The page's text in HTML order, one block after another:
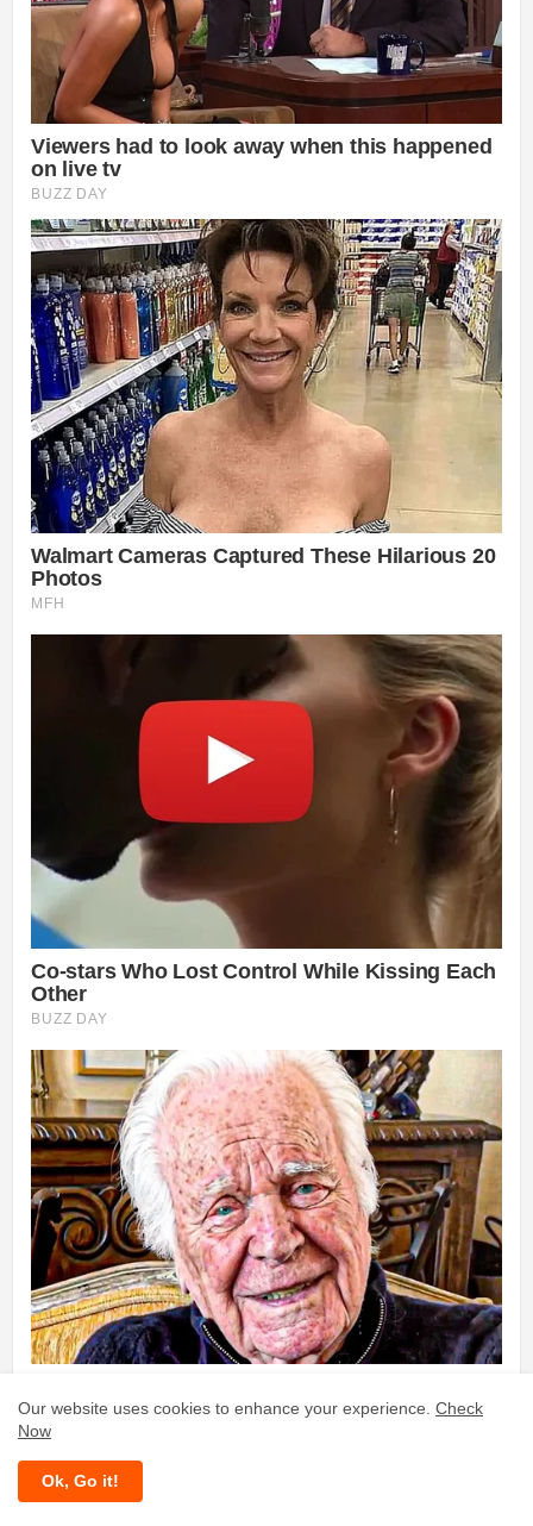
Our website uses cookies to enhance your experience. Check
Now
Ok, Go it!